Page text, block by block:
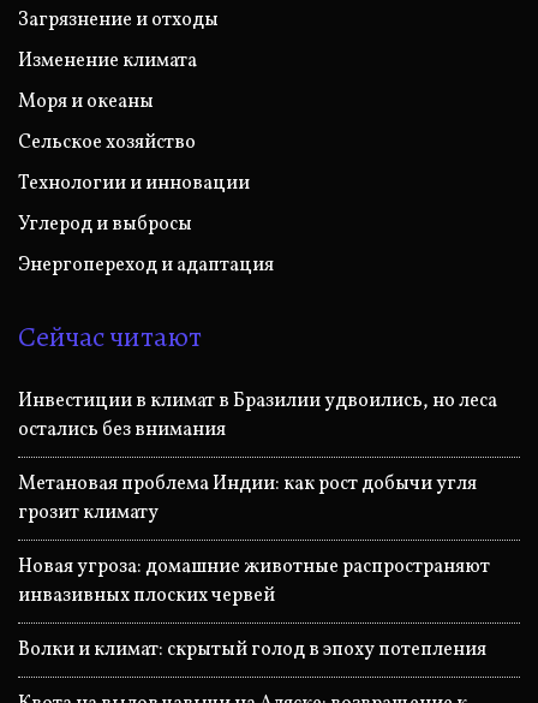
Загрязнение и отходы
Изменение климата
Моря и океаны
Сельское хозяйство
Технологии и инновации
Углерод и выбросы
Энергопереход и адаптация
Сейчас читают
Инвестиции в климат в Бразилии удвоились, но леса
остались без внимания
Метановая проблема Индии: как рост добычи угля
грозит климату
Новая угроза: домашние животные распространяют
инвазивных плоских червей
Волки и климат: скрытый голод в эпоху потепления